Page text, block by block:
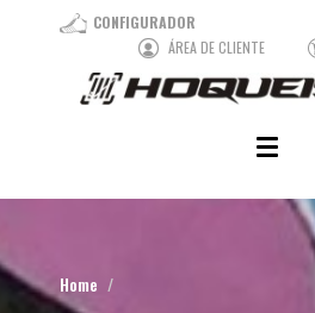
CONFIGURADOR
ÁREA DE CLIENTE
Home